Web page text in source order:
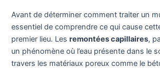
Avant de déterminer comment traiter un
essentiel de comprendre ce qui cause
premier lieu. Lesremontées capillaires,
un phénomène où l’eau présente dans le
travers les matériaux poreux comme le